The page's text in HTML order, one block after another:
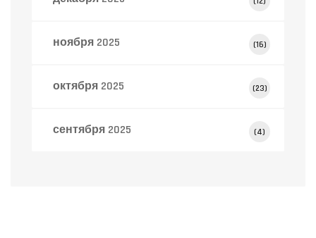
ноября 2025 (16)
октября 2025 (23)
сентября 2025 (4)